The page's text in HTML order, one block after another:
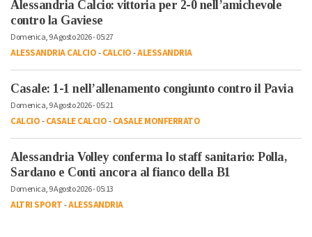
Alessandria Calcio: vittoria per 2-0 nell’amichevole
contro la Gaviese
Domenica, 9 Agosto 2026 - 05:27
ALESSANDRIA CALCIO-CALCIO-ALESSANDRIA
Casale: 1-1 nell’allenamento congiunto contro il Pavia
Domenica, 9 Agosto 2026 - 05:21
CALCIO-CASALE CALCIO-CASALE MONFERRATO
Alessandria Volley conferma lo staff sanitario: Polla,
Sardano e Conti ancora al fianco della B1
Domenica, 9 Agosto 2026 - 05:13
ALTRI SPORT-ALESSANDRIA